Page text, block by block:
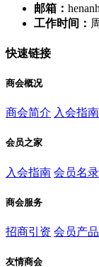
邮箱：
工作时间：
快速链接
商会概况
商会简介 入会指南
会员之家
入会指南 会员名录
商会服务
招商引资 会员产品
友情商会